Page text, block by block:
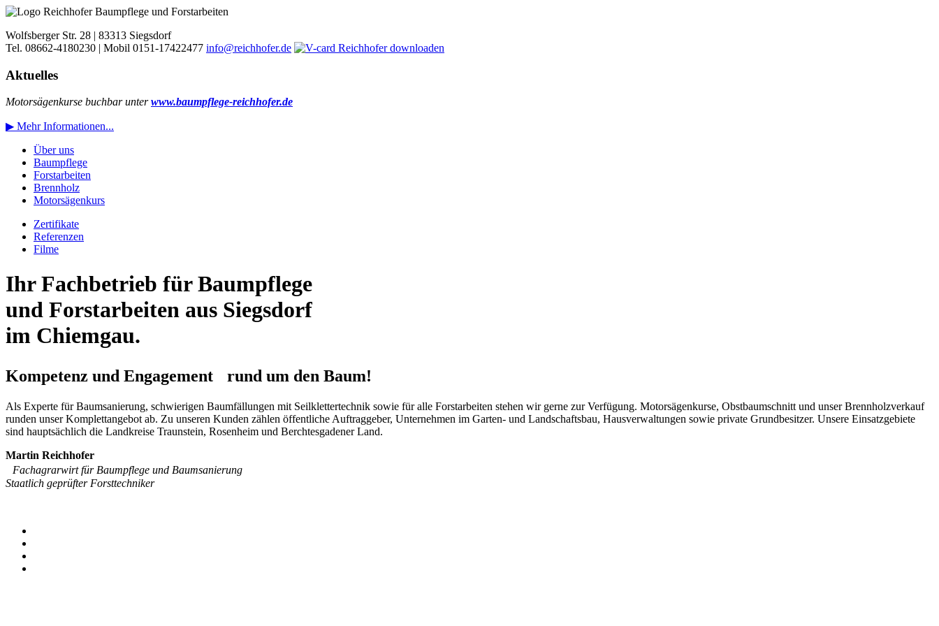
Wolfsberger Str. 28 | 83313 Siegsdorf
Tel. 08662-4180230 | Mobil 0151-17422477 info@reichhofer.de
Aktuelles
Motorsägenkurse buchbar unterwww.baumpflege-reichhofer.de
▶ Mehr Informationen...
Über uns
Baumpflege
Forstarbeiten
Brennholz
Motorsägenkurs
Zertifikate
Referenzen
Filme
Ihr Fachbetrieb für Baumpflege
und Forstarbeiten aus Siegsdorf
im Chiemgau.
Kompetenz und Engagement rund um den Baum!
Als Experte für Baumsanierung, schwierigen Baum­fällungen mit Seil­kletter­technik sowie für alle Forstarbeiten stehen wir gerne zur Verfügung. Motorsägenkurse, Obstbaumschnitt und unser Brenn­holz­verkauf
runden unser Komplett­angebot ab. Zu unseren Kunden zählen öffentliche Auftraggeber, Unternehmen im Garten- und Landschaftsbau, Hausverwaltungen sowie private Grundbesitzer. Unsere Einsatzgebiete
sind hauptsächlich die Landkreise Traunstein, Rosenheim und Berchtesgadener Land.
Martin Reichhofer
Fachagrarwirt für Baumpflege und Baumsanierung
Staatlich geprüfter Forsttechniker